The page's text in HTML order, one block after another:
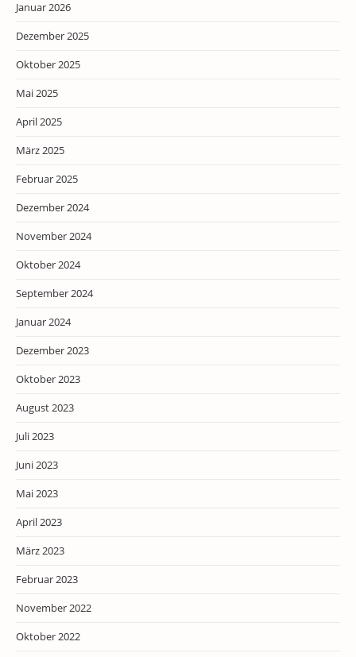
Januar 2026
Dezember 2025
Oktober 2025
Mai 2025
April 2025
März 2025
Februar 2025
Dezember 2024
November 2024
Oktober 2024
September 2024
Januar 2024
Dezember 2023
Oktober 2023
August 2023
Juli 2023
Juni 2023
Mai 2023
April 2023
März 2023
Februar 2023
November 2022
Oktober 2022